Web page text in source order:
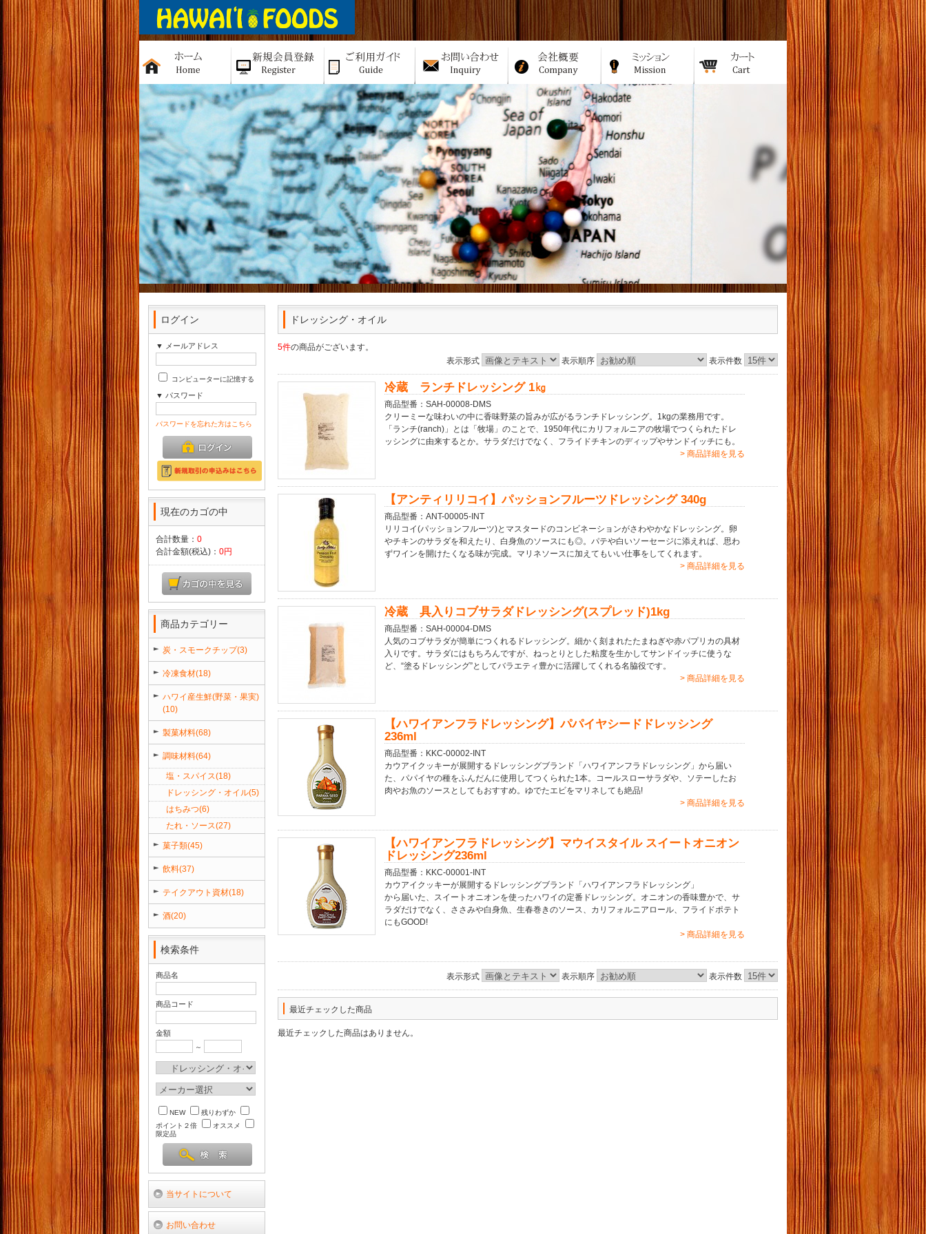
ログイン
▼ メールアドレス
コンピューターに記憶する
▼ パスワード
パスワードを忘れた方はこちら
現在のカゴの中
合計数量： 0
合計金額(税込)： 0円
商品カテゴリー
炭・スモークチップ(3)
冷凍食材(18)
ハワイ産生鮮(野菜・果実)
(10)
製菓材料(68)
調味材料(64)
塩・スパイス(18)
ドレッシング・オイル(5)
はちみつ(6)
たれ・ソース(27)
菓子類(45)
飲料(37)
テイクアウト資材(18)
酒(20)
検索条件
商品名
商品コード
金額
～
NEW
残りわずか
ポイント２倍
オススメ
限定品
当サイトについて
お問い合わせ
ドレッシング・オイル
5件の商品がございます。
表示形式
表示順序 表示件数
冷蔵 ランチドレッシング 1㎏
商品型番：SAH-00008-DMS
クリーミーな味わいの中に香味野菜の旨みが広がるランチドレッシング。1kgの業務用です。
「ランチ(ranch)」とは「牧場」のことで、1950年代にカリフォルニアの牧場でつくられたドレ
ッシングに由来するとか。サラダだけでなく、フライドチキンのディップやサンドイッチにも。
> 商品詳細を見る
【アンティリリコイ】パッションフルーツドレッシング 340g
商品型番：ANT-00005-INT
リリコイ(パッションフルーツ)とマスタードのコンビネーションがさわやかなドレッシング。卵
やチキンのサラダを和えたり、白身魚のソースにも◎。パテや白いソーセージに添えれば、思わ
ずワインを開けたくなる味が完成。マリネソースに加えてもいい仕事をしてくれます。
> 商品詳細を見る
冷蔵 具入りコブサラダドレッシング(スプレッド)1kg
商品型番：SAH-00004-DMS
人気のコブサラダが簡単につくれるドレッシング。細かく刻まれたたまねぎや赤パプリカの具材
入りです。サラダにはもちろんですが、ねっとりとした粘度を生かしてサンドイッチに使うな
ど、“塗るドレッシング”としてバラエティ豊かに活躍してくれる名脇役です。
> 商品詳細を見る
【ハワイアンフラドレッシング】パパイヤシードドレッシング
236ml
商品型番：KKC-00002-INT
カウアイクッキーが展開するドレッシングブランド「ハワイアンフラドレッシング」から届い
た、パパイヤの種をふんだんに使用してつくられた1本。コールスローサラダや、ソテーしたお
肉やお魚のソースとしてもおすすめ。ゆでたエビをマリネしても絶品!
> 商品詳細を見る
【ハワイアンフラドレッシング】マウイスタイル スイートオニオン
ドレッシング236ml
商品型番：KKC-00001-INT
カウアイクッキーが展開するドレッシングブランド「ハワイアンフラドレッシング」
から届いた、スイートオニオンを使ったハワイの定番ドレッシング。オニオンの香味豊かで、サ
ラダだけでなく、ささみや白身魚、生春巻きのソース、カリフォルニアロール、フライドポテト
にもGOOD!
> 商品詳細を見る
表示形式 表示順序 表示件数
最近チェックした商品
最近チェックした商品はありません。